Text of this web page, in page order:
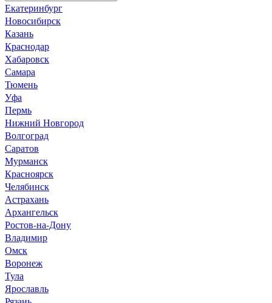
Екатеринбург
Новосибирск
Казань
Краснодар
Хабаровск
Самара
Тюмень
Уфа
Пермь
Нижний Новгород
Волгоград
Саратов
Мурманск
Красноярск
Челябинск
Астрахань
Архангельск
Ростов-на-Дону
Владимир
Омск
Воронеж
Тула
Ярославль